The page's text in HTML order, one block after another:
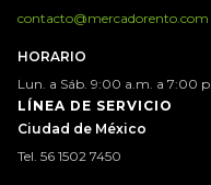
contacto@mercadorento.com
HORARIO
Lun. a Sáb. 9:00 a.m. a 7:00
LÍNEA DE SERVICIO
Ciudad de México
Tel. 56 1502 7450